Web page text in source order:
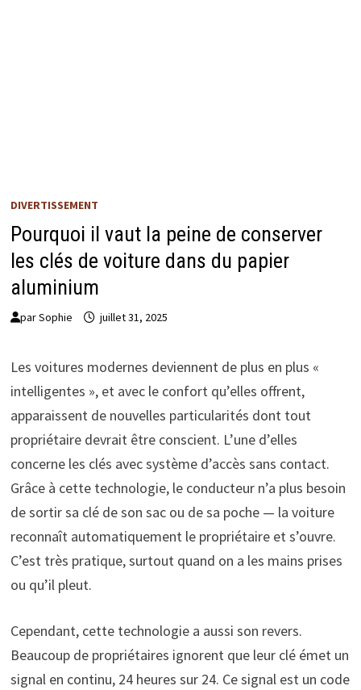
DIVERTISSEMENT
Pourquoi il vaut la peine de conserver
les clés de voiture dans du papier
aluminium
parSophie juillet 31, 2025
Les voitures modernes deviennent de plus en plus «
intelligentes », et avec le confort qu’elles offrent,
apparaissent de nouvelles particularités dont tout
propriétaire devrait être conscient. L’une d’elles
concerne les clés avec système d’accès sans contact.
Grâce à cette technologie, le conducteur n’a plus besoin
de sortir sa clé de son sac ou de sa poche — la voiture
reconnaît automatiquement le propriétaire et s’ouvre.
C’est très pratique, surtout quand on a les mains prises
ou qu’il pleut.
Cependant, cette technologie a aussi son revers.
Beaucoup de propriétaires ignorent que leur clé émet un
signal en continu, 24 heures sur 24. Ce signal est un code